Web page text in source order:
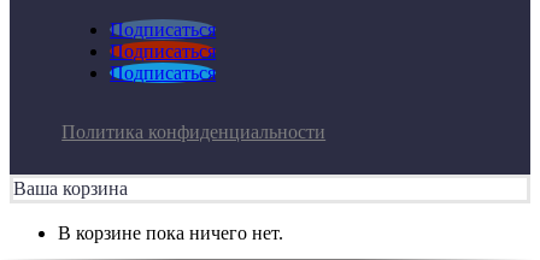
Подписаться
Подписаться
Подписаться
Политика конфиденциальности
Ваша корзина
В корзине пока ничего нет.